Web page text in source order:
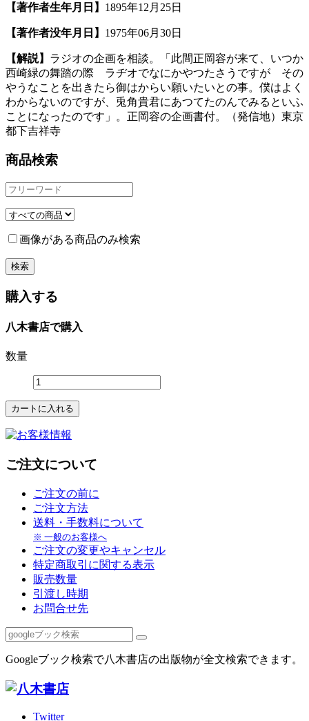
【著作者生年月日】 1895年12月25日
【著作者没年月日】 1975年06月30日
【解説】 ラジオの企画を相談。「此間正岡容が来て、いつか
西崎緑の舞踏の際 ラヂオでなにかやつたさうですが その
やうなことを出きたら御はからい願いたいとの事。僕はよく
わからないのですが、兎角貴君にあつてたのんでみるといふ
ことになったのです」。正岡容の企画書付。（発信地）東京
都下吉祥寺
商品検索
画像がある商品のみ検索
購入する
八木書店で購入
数量
ご注文について
ご注文の前に
ご注文方法
送料・手数料について
※ 一般のお客様へ
ご注文の変更やキャンセル
特定商取引に関する表示
販売数量
引渡し時期
お問合せ先
Googleブック検索で八木書店の出版物が全文検索できます。
Twitter